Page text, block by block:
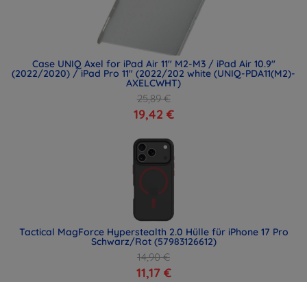
Case UNIQ Axel for iPad Air 11" M2-M3 / iPad Air 10.9"
(2022/2020) / iPad Pro 11" (2022/202 white (UNIQ-PDA11(M2)-
AXELCWHT)
25,89 €
19,42 €
Tactical MagForce Hyperstealth 2.0 Hülle für iPhone 17 Pro
Schwarz/Rot (57983126612)
14,90 €
11,17 €